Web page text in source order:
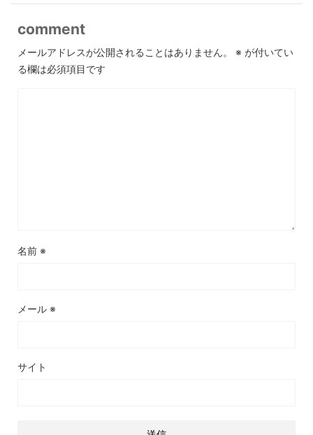
comment
メールアドレスが公開されることはありません。 ※ が付いてい
る欄は必須項目です
名前 ※
メール ※
サイト